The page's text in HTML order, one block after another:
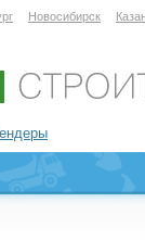
Новосибирск